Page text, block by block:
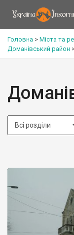
Головна > Міста та
Доманівський район